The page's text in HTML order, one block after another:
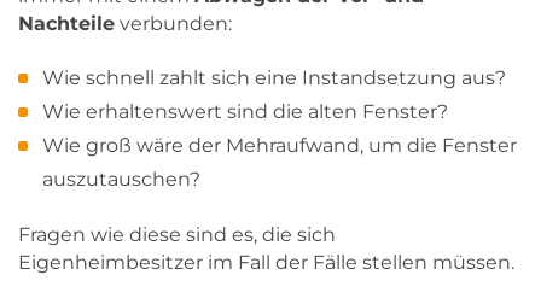
Nachteile verbunden:
Wie schnell zahlt sich eine Instandsetzung aus?
Wie erhaltenswert sind die alten Fenster?
Wie groß wäre der Mehraufwand, um die Fenster
auszutauschen?
Fragen wie diese sind es, die sich
Eigenheimbesitzer im Fall der Fälle stellen müssen.